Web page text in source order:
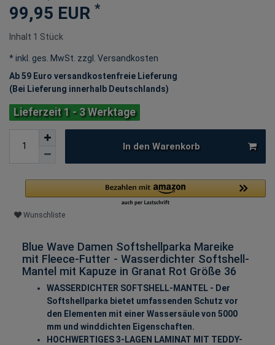
99,95 EUR *
Inhalt 1 Stück
* inkl. ges. MwSt. zzgl.
Versandkosten
Ab 59 Euro versandkostenfreie Lieferung
(Bei Lieferung innerhalb Deutschlands)
Lieferzeit 1 - 3 Werktage
In den Warenkorb
Wunschliste
Blue Wave Damen Softshellparka Mareike
mit Fleece-Futter - Wasserdichter Softshell-
Mantel mit Kapuze in Granat Rot Größe 36
WASSERDICHTER SOFTSHELL-MANTEL - Der
Softshellparka bietet umfassenden Schutz vor
den Elementen mit einer Wassersäule von 5000
mm und winddichten Eigenschaften.
HOCHWERTIGES 3-LAGEN LAMINAT MIT TEDDY-